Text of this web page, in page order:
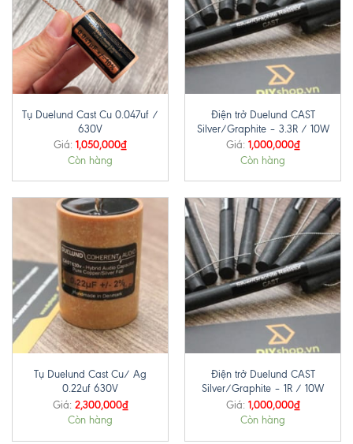
Tụ Duelund Cast Cu 0.047uf /
630V
Giá: 1,050,000₫
Còn hàng
Điện trở Duelund CAST
Silver/Graphite – 3.3R / 10W
Giá: 1,000,000₫
Còn hàng
Tụ Duelund Cast Cu/ Ag
0.22uf 630V
Giá: 2,300,000₫
Còn hàng
Điện trở Duelund CAST
Silver/Graphite – 1R / 10W
Giá: 1,000,000₫
Còn hàng